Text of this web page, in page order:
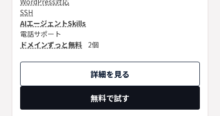
SSH
AIエージェントSkills
電話サポート
ドメインずっと無料
2個
詳細を見る
無料で試す